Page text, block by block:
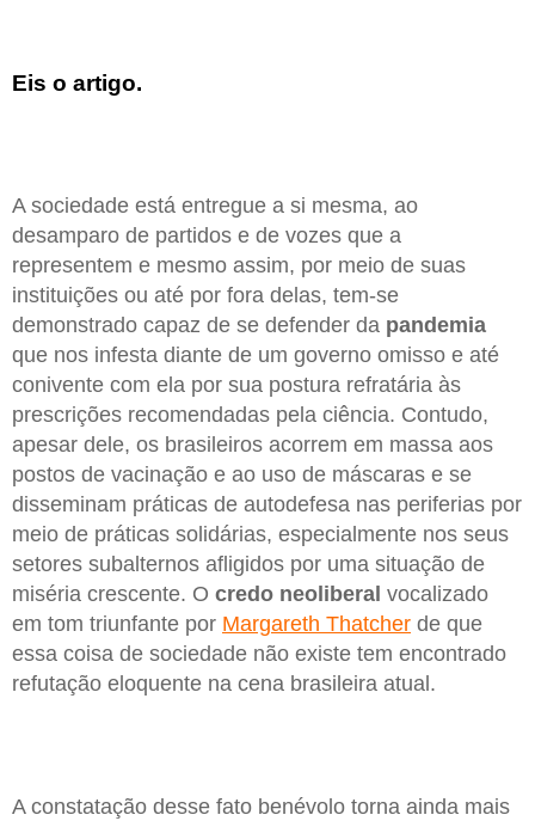
Eis o artigo.
A sociedade está entregue a si mesma, ao
desamparo de partidos e de vozes que a
representem e mesmo assim, por meio de suas
instituições ou até por fora delas, tem-se
demonstrado capaz de se defender da pandemia
que nos infesta diante de um governo omisso e até
conivente com ela por sua postura refratária às
prescrições recomendadas pela ciência. Contudo,
apesar dele, os brasileiros acorrem em massa aos
postos de vacinação e ao uso de máscaras e se
disseminam práticas de autodefesa nas periferias por
meio de práticas solidárias, especialmente nos seus
setores subalternos afligidos por uma situação de
miséria crescente. O credo neoliberal vocalizado
em tom triunfante por Margareth Thatcher de que
essa coisa de sociedade não existe tem encontrado
refutação eloquente na cena brasileira atual.
A constatação desse fato benévolo torna ainda mais